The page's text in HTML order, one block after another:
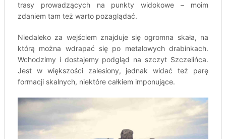
trasy prowadzących na punkty widokowe – moim
zdaniem tam też warto pozaglądać.
Niedaleko za wejściem znajduje się ogromna skała, na
którą można wdrapać się po metalowych drabinkach.
Wchodzimy i dostajemy podgląd na szczyt Szczelińca.
Jest w większości zalesiony, jednak widać też parę
formacji skalnych, niektóre całkiem imponujące.